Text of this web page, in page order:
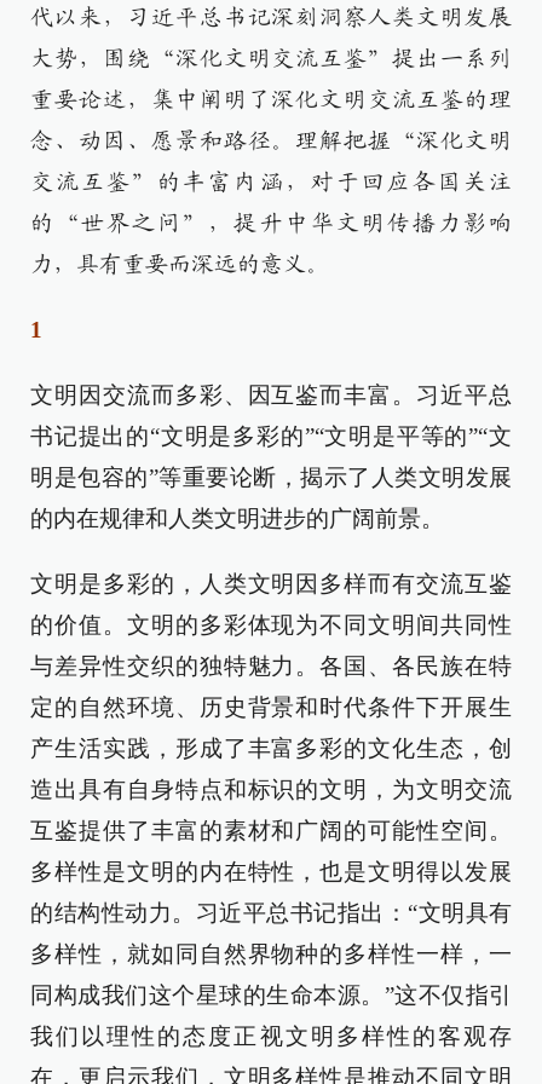
代以来，习近平总书记深刻洞察人类文明发展
大势，围绕“深化文明交流互鉴”提出一系列
重要论述，集中阐明了深化文明交流互鉴的理
念、动因、愿景和路径。理解把握“深化文明
交流互鉴”的丰富内涵，对于回应各国关注
的“世界之问”，提升中华文明传播力影响
力，具有重要而深远的意义。
1
文明因交流而多彩、因互鉴而丰富。习近平总
书记提出的“文明是多彩的”“文明是平等的”“文
明是包容的”等重要论断，揭示了人类文明发展
的内在规律和人类文明进步的广阔前景。
文明是多彩的，人类文明因多样而有交流互鉴
的价值。文明的多彩体现为不同文明间共同性
与差异性交织的独特魅力。各国、各民族在特
定的自然环境、历史背景和时代条件下开展生
产生活实践，形成了丰富多彩的文化生态，创
造出具有自身特点和标识的文明，为文明交流
互鉴提供了丰富的素材和广阔的可能性空间。
多样性是文明的内在特性，也是文明得以发展
的结构性动力。习近平总书记指出：“文明具有
多样性，就如同自然界物种的多样性一样，一
同构成我们这个星球的生命本源。”这不仅指引
我们以理性的态度正视文明多样性的客观存
在，更启示我们，文明多样性是推动不同文明